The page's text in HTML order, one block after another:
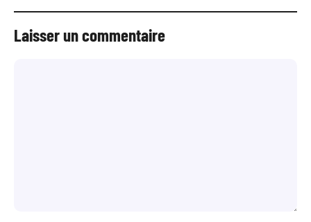
Laisser un commentaire